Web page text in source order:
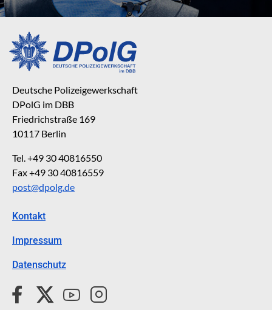
Deutsche Polizeigewerkschaft
DPolG im DBB
Friedrichstraße 169
10117 Berlin
Tel. +49 30 40816550
Fax +49 30 40816559
post@dpolg.de
Kontakt
Impressum
Datenschutz